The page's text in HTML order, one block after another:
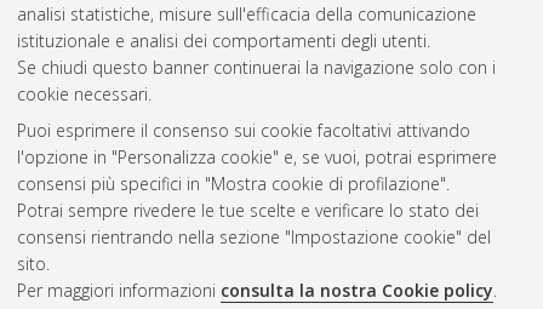
analisi statistiche, misure sull'efficacia della comunicazione
istituzionale e analisi dei comportamenti degli utenti.
Se chiudi questo banner continuerai la navigazione solo con i
cookie necessari.
Puoi esprimere il consenso sui cookie facoltativi attivando
l'opzione in "Personalizza cookie" e, se vuoi, potrai esprimere
consensi più specifici in "Mostra cookie di profilazione".
Potrai sempre rivedere le tue scelte e verificare lo stato dei
consensi rientrando nella sezione "Impostazione cookie" del
sito.
Per maggiori informazioni consulta la nostra Cookie policy.
Questa lista e' stata generata ilMon Aug 10 11:23:14 2026
CEST
Atom
Rss 1.0
Rss 2.0
AMS Laurea